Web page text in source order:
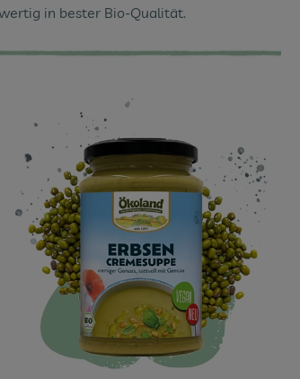
in bester Bio-Qualität.